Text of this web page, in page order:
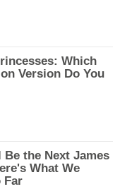
Which
Version Do You
Be the Next James
What We
Far